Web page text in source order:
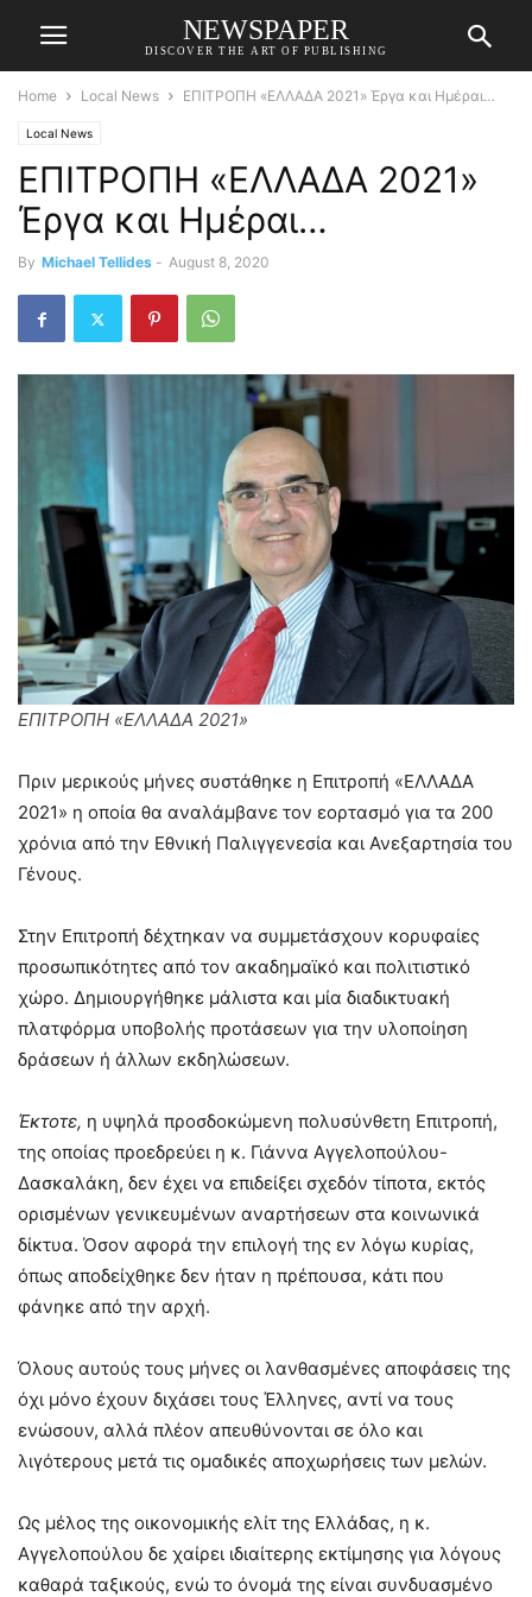
NEWSPAPER
DISCOVER THE ART OF PUBLISHING
Home Local News ΕΠΙΤΡΟΠΗ «ΕΛΛΑΔΑ 2021» Έργα και Ημέραι…
Local News
ΕΠΙΤΡΟΠΗ «ΕΛΛΑΔΑ 2021»
Έργα και Ημέραι…
By Michael Tellides - August 8, 2020
ΕΠΙΤΡΟΠΗ «ΕΛΛΑΔΑ 2021»
Πριν μερικούς μήνες συστάθηκε η Επιτροπή «ΕΛΛΑΔΑ
2021» η οποία θα αναλάμβανε τον εορτασμό για τα 200
χρόνια από την Εθνική Παλιγγενεσία και Ανεξαρτησία του
Γένους.
Στην Επιτροπή δέχτηκαν να συμμετάσχουν κορυφαίες
προσωπικότητες από τον ακαδημαϊκό και πολιτιστικό
χώρο. Δημιουργήθηκε μάλιστα και μία διαδικτυακή
πλατφόρμα υποβολής προτάσεων για την υλοποίηση
δράσεων ή άλλων εκδηλώσεων.
Έκτοτε, η υψηλά προσδοκώμενη πολυσύνθετη Επιτροπή,
της οποίας προεδρεύει η κ. Γιάννα Αγγελοπούλου-
Δασκαλάκη, δεν έχει να επιδείξει σχεδόν τίποτα, εκτός
ορισμένων γενικευμένων αναρτήσεων στα κοινωνικά
δίκτυα. Όσον αφορά την επιλογή της εν λόγω κυρίας,
όπως αποδείχθηκε δεν ήταν η πρέπουσα, κάτι που
φάνηκε από την αρχή.
Όλους αυτούς τους μήνες οι λανθασμένες αποφάσεις της
όχι μόνο έχουν διχάσει τους Έλληνες, αντί να τους
ενώσουν, αλλά πλέον απευθύνονται σε όλο και
λιγότερους μετά τις ομαδικές αποχωρήσεις των μελών.
Ως μέλος της οικονομικής ελίτ της Ελλάδας, η κ.
Αγγελοπούλου δε χαίρει ιδιαίτερης εκτίμησης για λόγους
καθαρά ταξικούς, ενώ το όνομά της είναι συνδυασμένο